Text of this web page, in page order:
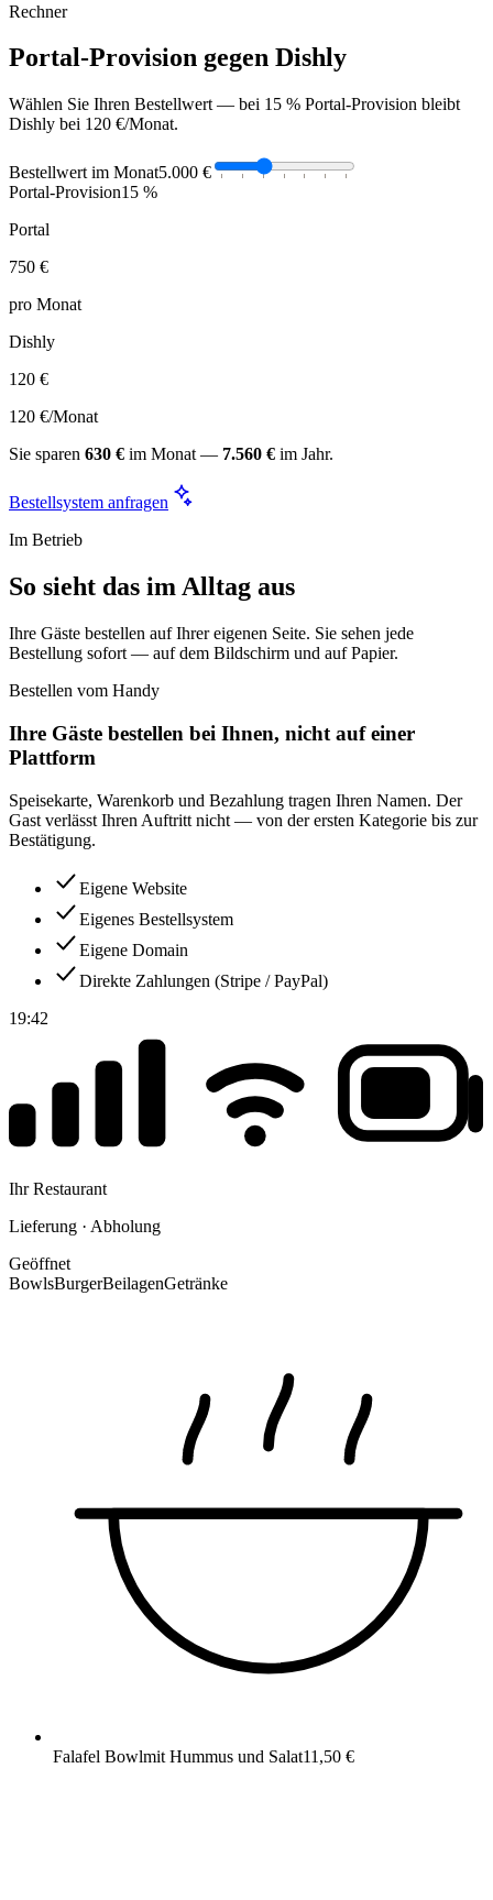
Rechner
Portal-Provision gegen Dishly
Wählen Sie Ihren Bestellwert — bei 15 % Portal-Provision bleibt
Dishly bei 120 €/Monat.
Bestellwert im Monat5.000 €
Portal-Provision15 %
Portal
750 €
pro Monat
Dishly
120 €
120 €/Monat
Sie sparen 630 € im Monat — 7.560 € im Jahr.
Bestellsystem anfragen
Im Betrieb
So sieht das im Alltag aus
Ihre Gäste bestellen auf Ihrer eigenen Seite. Sie sehen jede
Bestellung sofort — auf dem Bildschirm und auf Papier.
Bestellen vom Handy
Ihre Gäste bestellen bei Ihnen, nicht auf einer
Plattform
Speisekarte, Warenkorb und Bezahlung tragen Ihren Namen. Der
Gast verlässt Ihren Auftritt nicht — von der ersten Kategorie bis zur
Bestätigung.
Eigene Website
Eigenes Bestellsystem
Eigene Domain
Direkte Zahlungen (Stripe / PayPal)
19:42
Ihr Restaurant
Lieferung · Abholung
Geöffnet
BowlsBurgerBeilagenGetränke
Falafel Bowlmit Hummus und Salat11,50 €